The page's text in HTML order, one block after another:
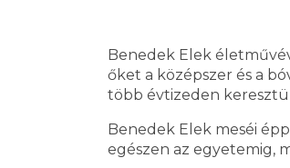
Benedek Elek
őket a középszer és a
több évtizeden
Benedek Elek meséi
egészen az egyetemig,